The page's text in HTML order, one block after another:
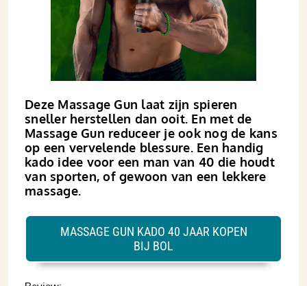
Deze Massage Gun laat zijn spieren
sneller herstellen dan ooit. En met de
Massage Gun reduceer je ook nog de kans
op een vervelende blessure. Een handig
kado idee voor een man van 40 die houdt
van sporten, of gewoon van een lekkere
massage.
MASSAGE GUN KADO 40 JAAR KOPEN
BIJ BOL